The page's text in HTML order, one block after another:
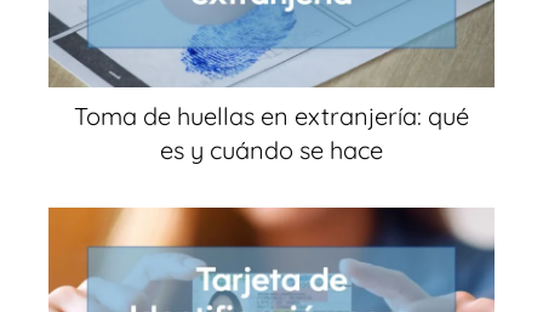
Toma de huellas en extranjería: qué
es y cuándo se hace